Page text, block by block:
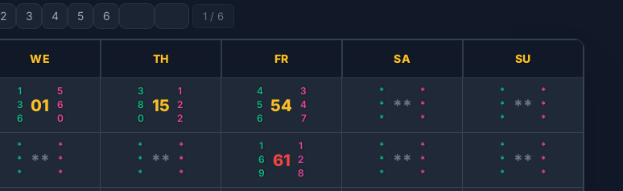
2 3 4 5 6 1 / 6
WE TH FR SA SU
136 01 560 380 15 122 456 54 347 *** ** *** *** ** ***
*** ** *** *** ** *** 169 61 128 *** ** *** *** ** ***